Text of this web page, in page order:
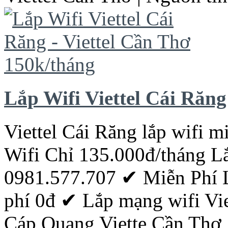
Lắp Wifi Viettel Cái
Viettel Cái Răng lắp wifi
Wifi Chỉ 135.000đ/
0981.577.707 ✔ Miễn Phí
phí 0đ ‎✔ Lắp mạng wifi
Cáp Quang Viette Cần Thơ